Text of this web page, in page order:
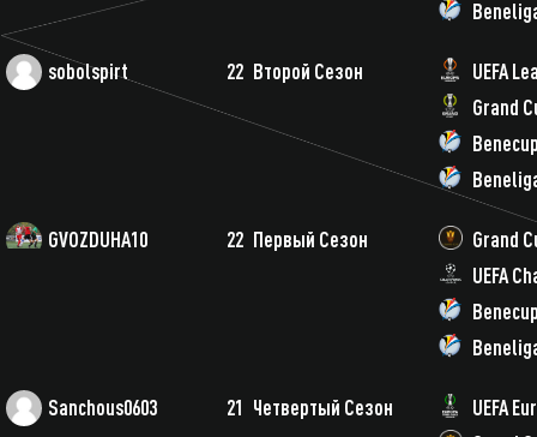
sobolspirt 22 Второй Сезон
UEFA
Grand
GVOZDUHA10 22 Первый Сезон
Grand
UEFA
Sanchous0603 21 Четвертый Сезон
UEFA